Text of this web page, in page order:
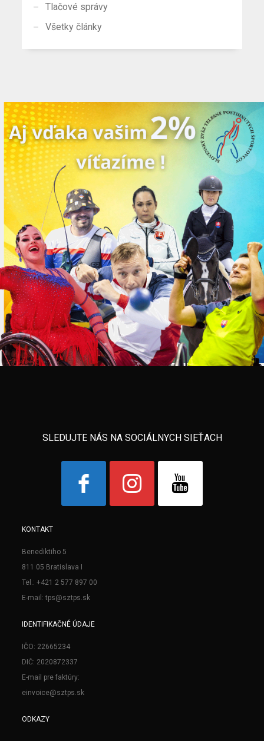
Tlačové správy
Všetky články
SLEDUJTE NÁS NA SOCIÁLNYCH SIEŤACH
KONTAKT
Benediktiho 5
811 05 Bratislava I
Tel.: +421 2 577 897 00
E-mail: tps@sztps.sk
IDENTIFIKAČNÉ ÚDAJE
IČO: 22665234
DIČ: 2020872337
E-mail pre faktúry:
einvoice@sztps.sk
ODKAZY